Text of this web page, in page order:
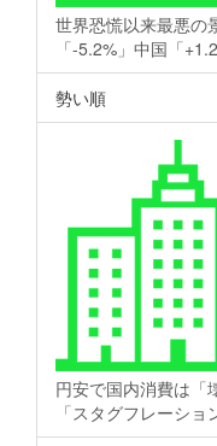
世界恐慌以来最悪の
「-5.2%」中国「
勢い順
円安で国内消費は
「スタグフレーシ